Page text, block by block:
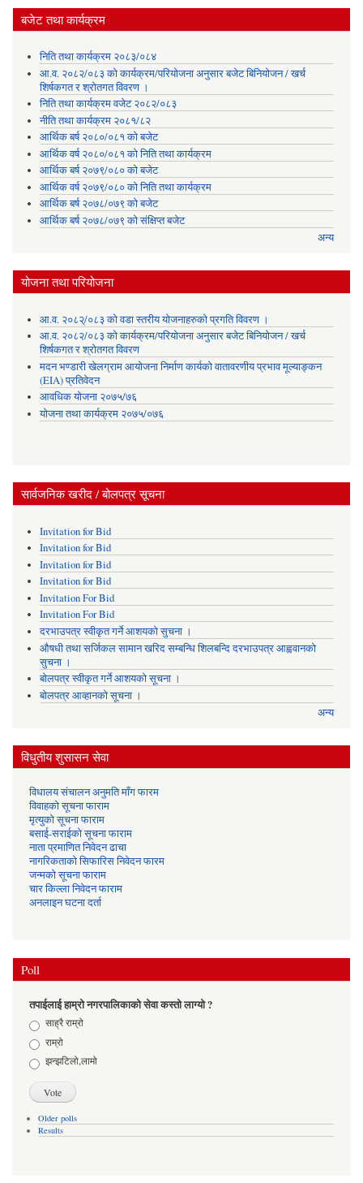
बजेट तथा कार्यक्रम
निति तथा कार्यक्रम २०८३/०८४
आ.व. २०८२/०८३ को कार्यक्रम/परियोजना अनुसार बजेट बिनियोजन / खर्च
शिर्षकगत र श्रोतगत विवरण ।
निति तथा कार्यक्रम वजेट २०८२/०८३
नीति तथा कार्यक्रम २०८१/८२
आर्थिक बर्ष २०८०/०८१ को बजेट
आर्थिक वर्ष २०८०/०८१ को निति तथा कार्यक्रम
आर्थिक बर्ष २०७९/०८० को बजेट
आर्थिक वर्ष २०७९/०८० को निति तथा कार्यक्रम
आर्थिक बर्ष २०७८/०७९ को बजेट
आर्थिक बर्ष २०७८/०७९ को संक्षिप्त बजेट
अन्य
योजना तथा परियोजना
आ.व. २०८२्/०८३ को वडा स्तरीय योजनाहरुको प्रगति विवरण ।
आ.व. २०८२/०८३ को कार्यक्रम/परियोजना अनुसार बजेट बिनियोजन / खर्च
शिर्षकगत र श्रोतगत विवरण
मदन भण्डारी खेलग्राम आयोजना निर्माण कार्यको वातावरणीय प्रभाव मूल्याङ्कन
(EIA) प्रतिवेदन
आवधिक योजना २०७५/७६
योजना तथा कार्यक्रम २०७५/०७६
सार्वजनिक खरीद / बोलपत्र सूचना
Invitation for Bid
Invitation for Bid
Invitation for Bid
Invitation for Bid
Invitation For Bid
Invitation For Bid
दरभाउपत्र स्वीकृत गर्ने आशयको सुचना ।
औषधी तथा सर्जिकल सामान खरिद सम्बन्धि शिलबन्दि दरभाउपत्र आह्ववानको
सुचना ।
बोलपत्र स्वीकृत गर्ने आशयको सूचना ।
बोलपत्र आव्हानको सूचना ।
अन्य
विधुतीय शुसासन सेवा
विधालय संचालन अनुमति माँग फारम
विवाहको सूचना फाराम
मृत्युको सूचना फाराम
बसाई-सराईको सूचना फाराम
नाता प्रमाणित निवेदन ढाचा
नागरिकताको सिफारिस निवेदन फारम
जन्मको सूचना फाराम
चार किल्ला निवेदन फाराम
अनलाइन घटना दर्ता
Poll
तपाईलाई हाम्रो नगरपालिकाको सेवा कस्तो लाग्यो ?
Choicesसाह्रै राम्रो
राम्रो
झन्झटिलो,लामो
Older polls
Results